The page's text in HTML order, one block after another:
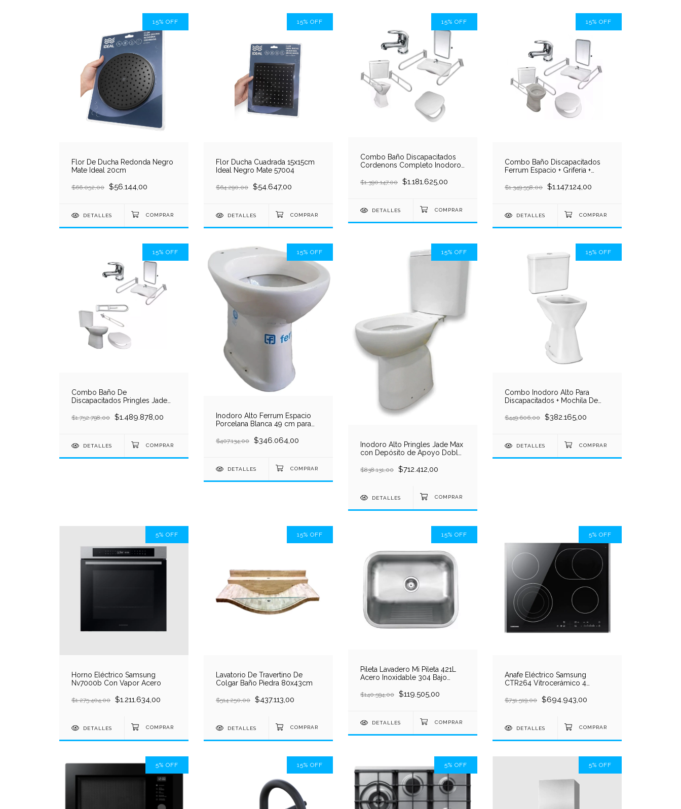
15% OFF
Flor De Ducha Redonda Negro
Mate Ideal 20cm
$66.052,00 $56.144,00
DETALLES
15% OFF
Flor Ducha Cuadrada 15x15cm
Ideal Negro Mate 57004
$64.290,00 $54.647,00
DETALLES
15% OFF
Combo Baño Discapacitados
Cordenons Completo Inodoro
Grifería
$1.390.147,00 $1.181.625,00
DETALLES
15% OFF
Combo Baño Discapacitados
Ferrum Espacio + Griferia +
$1.349.558,00 $1.147.124,00
DETALLES
15% OFF
Combo Baño De
Discapacitados Pringles Jade
$1.752.798,00 $1.489.878,00
DETALLES
15% OFF
Inodoro Alto Ferrum Espacio
Porcelana Blanca 49 cm para
$407.134,00 $346.064,00
DETALLES
15% OFF
Inodoro Alto Pringles Jade Max
con Depósito de Apoyo Doble
Blanca 48,5 cm
$838.131,00 $712.412,00
DETALLES
15% OFF
Combo Inodoro Alto Para
Discapacitados + Mochila De
$449.606,00 $382.165,00
DETALLES
5% OFF
Horno Eléctrico Samsung
Nv7000b Con Vapor Acero
$1.275.404,00 $1.211.634,00
DETALLES
15% OFF
Lavatorio De Travertino De
Colgar Baño Piedra 80x43cm
$514.250,00 $437.113,00
DETALLES
15% OFF
Pileta Lavadero Mi Pileta 421L
Acero Inoxidable 304 Bajo
$140.594,00 $119.505,00
DETALLES
5% OFF
Anafe Eléctrico Samsung
CTR264 Vitrocerámico 4
590x505mm
$731.519,00 $694.943,00
DETALLES
5% OFF 15% OFF 5% OFF 5% OFF